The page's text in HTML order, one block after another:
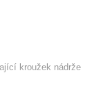
kroužek nádrže